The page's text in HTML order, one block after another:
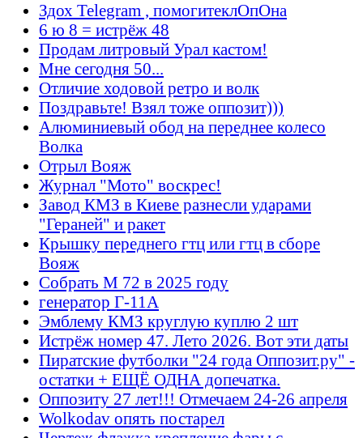
Здох Telegram , помогитеклОпОна
6 ю 8 = истрёж 48
Продам литровый Урал кастом!
Мне сегодня 50...
Отличие ходовой ретро и волк
Поздравьте! Взял тоже оппозит)))
Алюминиевый обод на переднее колесо
Волка
Отрыл Вояж
Журнал "Мото" воскрес!
Завод КМЗ в Киеве разнесли ударами
"Гераней" и ракет
Крышку переднего гтц или гтц в сборе
Вояж
Собрать М 72 в 2025 году
генератор Г-11А
Эмблему КМЗ круглую куплю 2 шт
Истрёж номер 47. Лето 2026. Вот эти даты
Пиратские футболки "24 года Оппозит.ру" -
остатки + ЕЩЁ ОДНА допечатка.
Оппозиту 27 лет!!! Отмечаем 24-26 апреля
Wolkodav опять постарел